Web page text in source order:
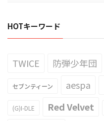
HOTキーワード
TWICE 防弾少年団
セブンティーン aespa
(G)I-DLE Red Velvet